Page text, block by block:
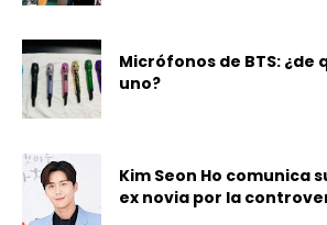
Micrófonos de BTS: ¿de
uno?
Kim Seon Ho comunica
ex novia por la